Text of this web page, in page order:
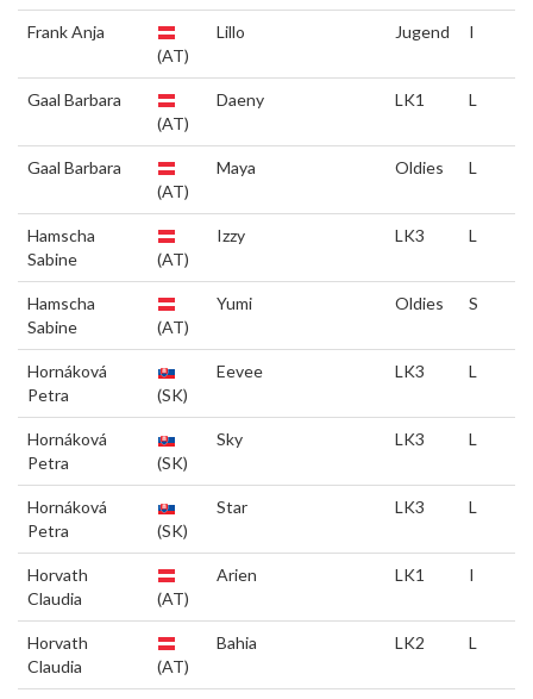
Frank Anja
(AT)
Lillo Jugend I
Gaal Barbara
(AT)
Daeny LK1 L
Gaal Barbara
(AT)
Maya Oldies L
Hamscha
Sabine
(AT)
Izzy LK3 L
Hamscha
Sabine
(AT)
Yumi Oldies S
Hornáková
Petra
(SK)
Eevee LK3 L
Hornáková
Petra
(SK)
Sky LK3 L
Hornáková
Petra
(SK)
Star LK3 L
Horvath
Claudia
(AT)
Arien LK1 I
Horvath
Claudia
(AT)
Bahia LK2 L